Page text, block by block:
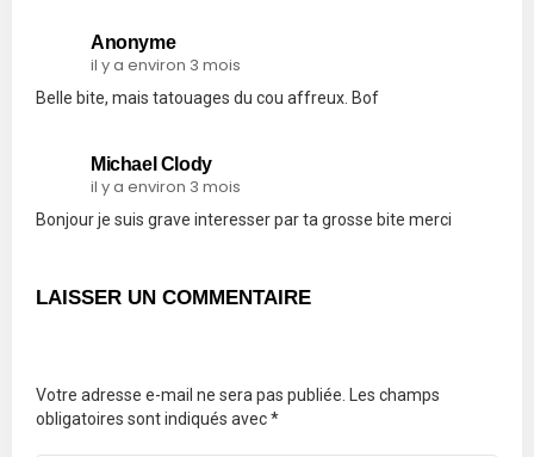
Anonyme
il y a environ 3 mois
Belle bite, mais tatouages du cou affreux. Bof
Michael Clody
il y a environ 3 mois
Bonjour je suis grave interesser par ta grosse bite merci
LAISSER UN COMMENTAIRE
Votre adresse e-mail ne sera pas publiée. Les champs
obligatoires sont indiqués avec*